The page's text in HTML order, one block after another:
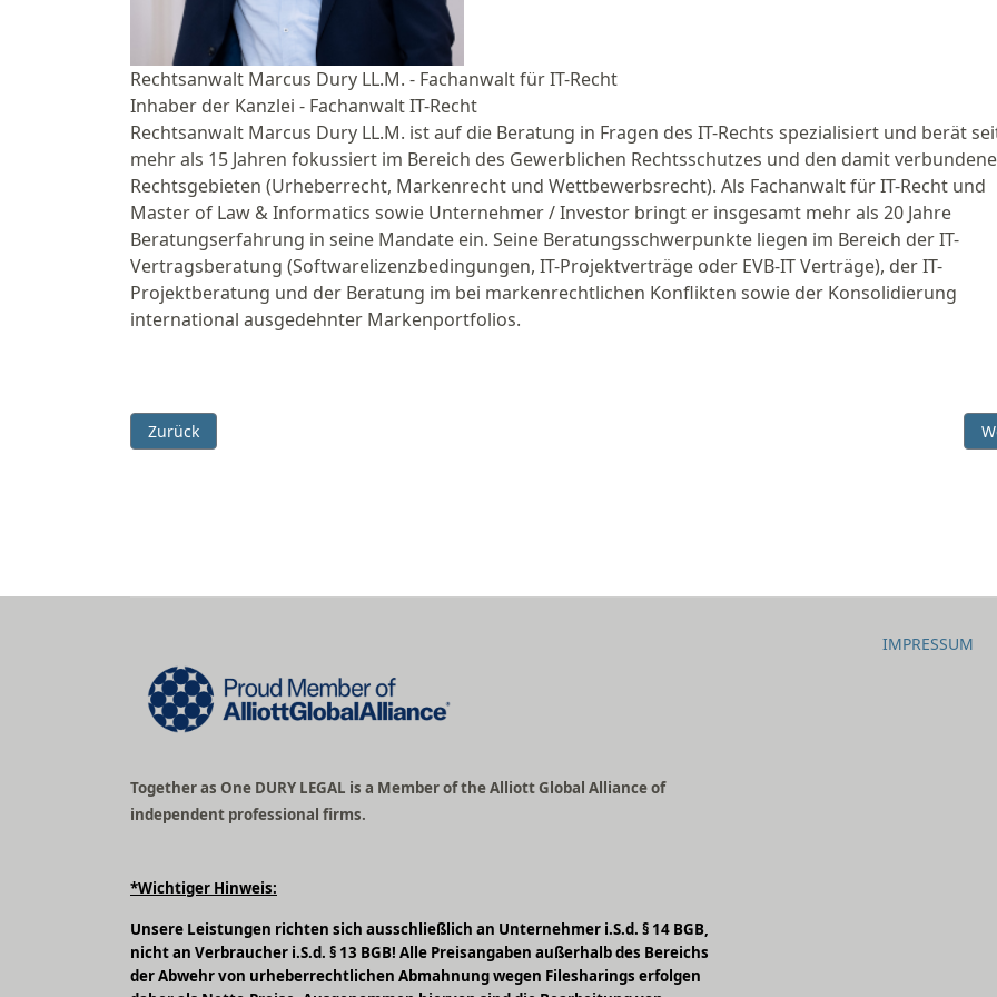
Rechtsanwalt Marcus Dury LL.M. - Fachanwalt für IT-Recht
Inhaber der Kanzlei - Fachanwalt IT-Recht
Rechtsanwalt Marcus Dury LL.M. ist auf die Beratung in Fragen des IT-Rechts spezialisiert und berät
mehr als 15 Jahren fokussiert im Bereich des Gewerblichen Rechtsschutzes und den damit
Rechtsgebieten (Urheberrecht, Markenrecht und Wettbewerbsrecht). Als Fachanwalt für IT-Recht und
Master of Law & Informatics sowie Unternehmer / Investor bringt er insgesamt mehr als 20 Jahre
Beratungserfahrung in seine Mandate ein. Seine Beratungsschwerpunkte liegen im Bereich der IT-
Vertragsberatung (Softwarelizenzbedingungen, IT-Projektverträge oder EVB-IT Verträge), der IT-
Projektberatung und der Beratung im bei markenrechtlichen Konflikten sowie der Konsolidierung
international ausgedehnter Markenportfolios.
Vorheriger Beitrag: Markenpiraterie: Bundestag verschärft Strafen
Zurück
Together as One DURY LEGAL is a Member of the Alliott Global Alliance of
independent professional firms.
*Wichtiger Hinweis:
Unsere Leistungen richten sich ausschließlich an Unternehmer i.S.d. § 14 BGB,
nicht an Verbraucher i.S.d. § 13 BGB! Alle Preisangaben außerhalb des Bereichs
der Abwehr von urheberrechtlichen Abmahnung wegen Filesharings erfolgen
IMPRESSUM